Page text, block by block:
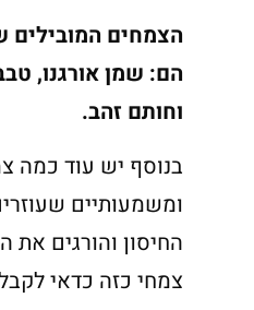
הצמחים המובילים
הם: שמן אורגנו,
וחותם זהב.
בנוסף יש עוד כמה
ומשמעותיים
החיסון והורגים את
צמחי כזה כדאי